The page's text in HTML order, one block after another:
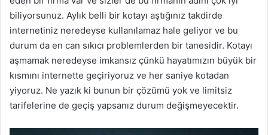
biliyorsunuz. Aylık belli bir kotayı aştığınız takdirde
internetiniz neredeyse kullanılamaz hale geliyor ve bu
durum da en can sıkıcı problemlerden bir tanesidir. Kotayı
aşmamak neredeyse imkansız çünkü hayatımızın büyük bir
kısmını internette geçiriyoruz ve her saniye kotadan
yiyoruz. Ne yazık ki bunun bir çözümü yok ve limitsiz
tarifelerine de geçiş yapsanız durum değişmeyecektir.